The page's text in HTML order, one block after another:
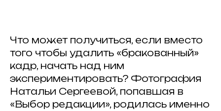
Что может получиться, если вместо
того чтобы удалить «бракованный»
кадр, начать над ним
экспериментировать? Фотография
Натальи Сергеевой, попавшая в
«Выбор редакции», родилась именно